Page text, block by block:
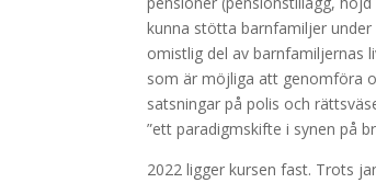
kunna stötta barnfamiljer
omistlig del av barnfamiljernas
som är möjliga att genomföra
satsningar på polis och
”ett paradigmskifte i synen på
2022 ligger kursen fast. Trots